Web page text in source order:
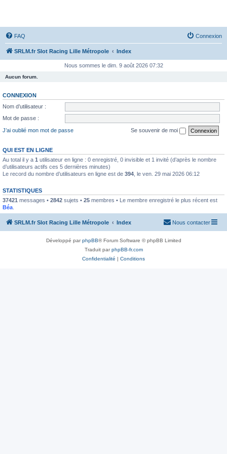
FAQ Connexion
SRLM.fr Slot Racing Lille Métropole Index
Nous sommes le dim. 9 août 2026 07:32
Aucun forum.
CONNEXION
Nom d’utilisateur :
Mot de passe :
J’ai oublié mon mot de passe
Se souvenir de moi
QUI EST EN LIGNE
Au total il y a 1 utilisateur en ligne : 0 enregistré, 0 invisible et 1 invité (d’après le nombre
d’utilisateurs actifs ces 5 dernières minutes)
Le record du nombre d’utilisateurs en ligne est de 394 , le ven. 29 mai 2026 06:12
STATISTIQUES
37421 messages • 2842 sujets • 25 membres • Le membre enregistré le plus récent est
Béa
SRLM.fr Slot Racing Lille Métropole Index Nous contacter
Développé parphpBB® Forum Software © phpBB Limited
Traduit parphpBB-fr.com
Confidentialité | Conditions